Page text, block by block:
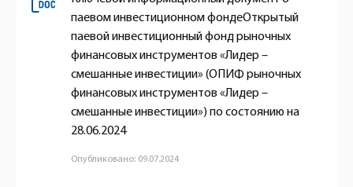
паевом инвестиционном фондеОткрытый
паевой инвестиционный фонд рыночных
финансовых инструментов «Лидер –
смешанные инвестиции» (ОПИФ рыночных
финансовых инструментов «Лидер –
смешанные инвестиции») по состоянию на
28.06.2024
Опубликовано: 09.07.2024